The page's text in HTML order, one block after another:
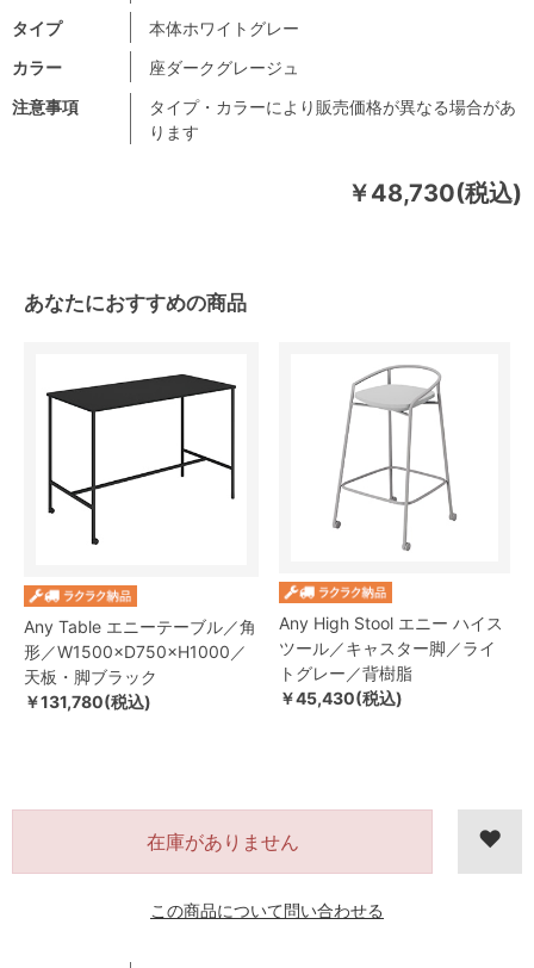
￥48,730(税込)
注意事項
タイプ・カラーにより販売価格が異なる場合があ
ります
タイプ
本体ホワイトグレー
カラー
座ダークグレージュ
あなたにおすすめの商品
Any Table エニーテーブル／角
形／W1500×D750×H1000／
天板・脚ブラック
￥131,780(税込)
Any High Stool エニー ハイス
ツール／キャスター脚／ライ
トグレー／背樹脂
￥45,430(税込)
在庫がありません
この商品について問い合わせる